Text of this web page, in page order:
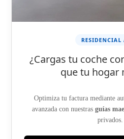
RESIDENCIAL
¿Cargas tu coche
que tu hogar
Optimiza tu factura mediante
avanzada con nuestras guías
privados.